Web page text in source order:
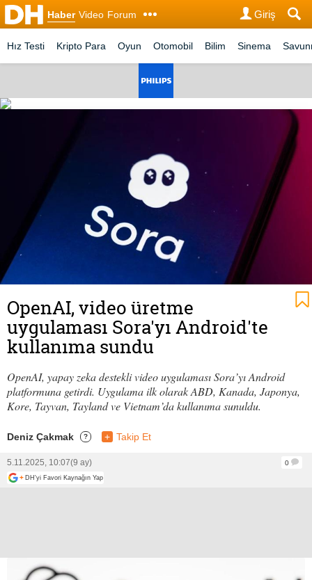
Haber Video Forum Giriş
Hız Testi Kripto Para Oyun Otomobil Bilim Sinema
OpenAI, video üretme
uygulaması Sora'yı Android'te
kullanıma sundu
OpenAI, yapay zeka destekli video uygulaması Sora’yı Android
platformuna getirdi. Uygulama ilk olarak ABD, Kanada, Japonya,
Kore, Tayvan, Tayland ve Vietnam’da kullanıma sunuldu.
Deniz Çakmak ? + Takip Et
5.11.2025, 10:07(9 ay)
0
+ DH'yi Favori Kaynağın Yap